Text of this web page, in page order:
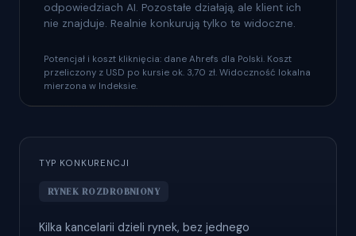
odpowiedziach AI. Pozostałe działają, ale klient ich
nie znajduje. Realnie konkurują tylko te widoczne.
Potencjał i koszt kliknięcia: dane Ahrefs dla Polski. Koszt
przeliczony z USD po kursie ok. 3,70 zł. Widoczność lokalna
mierzona w Indeksie.
TYP KONKURENCJI
RYNEK ROZDROBNIONY
Kilka kancelarii dzieli rynek, bez jednego